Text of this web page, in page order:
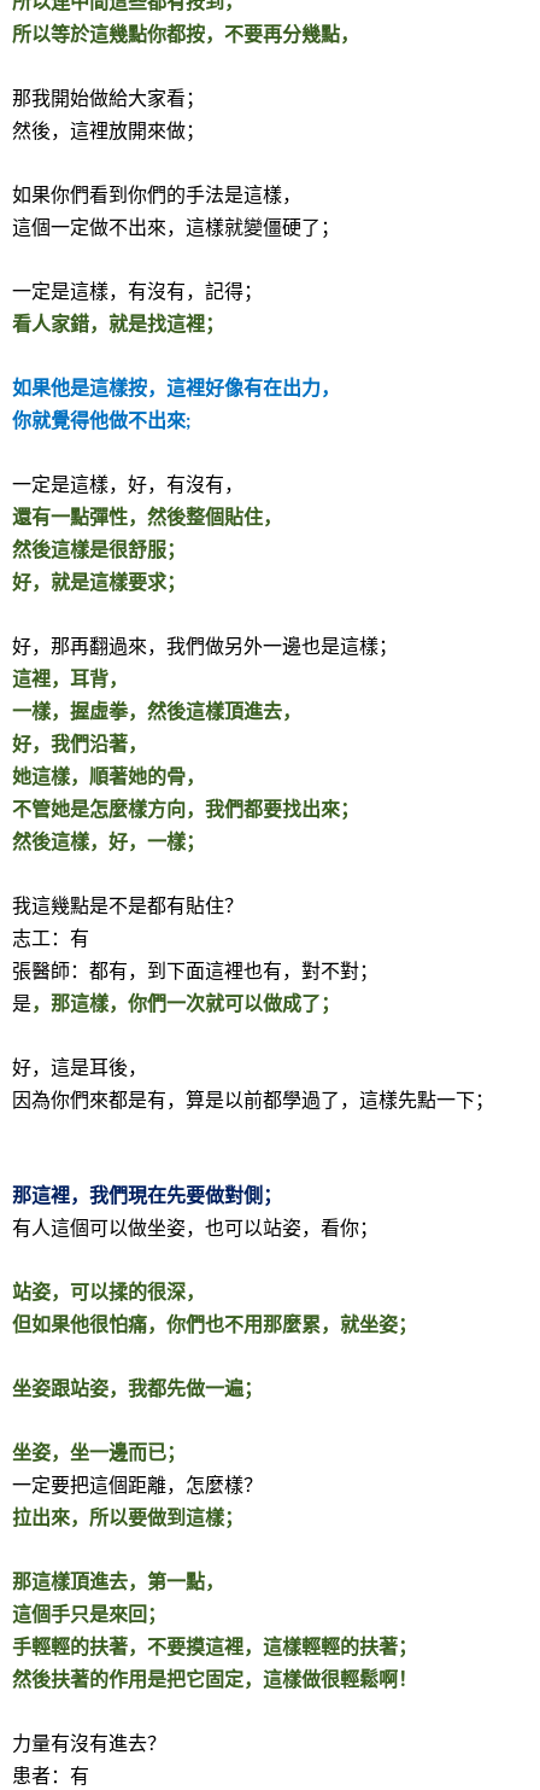
所以等於這幾點你都按，不要再分幾點，
那我開始做給大家看；
然後，這裡放開來做；
如果你們看到你們的手法是這樣，
這個一定做不出來，這樣就變僵硬了；
一定是這樣，有沒有，記得；
看人家錯，就是找這裡；
如果他是這樣按，這裡好像有在出力，
你就覺得他做不出來;
一定是這樣，好，有沒有，
還有一點彈性，然後整個貼住，
然後這樣是很舒服；
好，就是這樣要求；
好，那再翻過來，我們做另外一邊也是這樣；
這裡，耳背，
一樣，握虛拳，然後這樣頂進去，
好，我們沿著，
她這樣，順著她的骨，
不管她是怎麼樣方向，我們都要找出來；
然後這樣，好，一樣；
我這幾點是不是都有貼住？
志工：有
張醫師：都有，到下面這裡也有，對不對；
是，那這樣，你們一次就可以做成了；
好，這是耳後，
因為你們來都是有，算是以前都學過了，這樣先點一下；
那這裡，我們現在先要做對側；
有人這個可以做坐姿，也可以站姿，看你；
站姿，可以揉的很深，
但如果他很怕痛，你們也不用那麼累，就坐姿；
坐姿跟站姿，我都先做一遍；
坐姿，坐一邊而已；
一定要把這個距離，怎麼樣？
拉出來，所以要做到這樣；
那這樣頂進去，第一點，
這個手只是來回；
手輕輕的扶著，不要摸這裡，這樣輕輕的扶著；
然後扶著的作用是把它固定，這樣做很輕鬆啊！
力量有沒有進去？
患者：有